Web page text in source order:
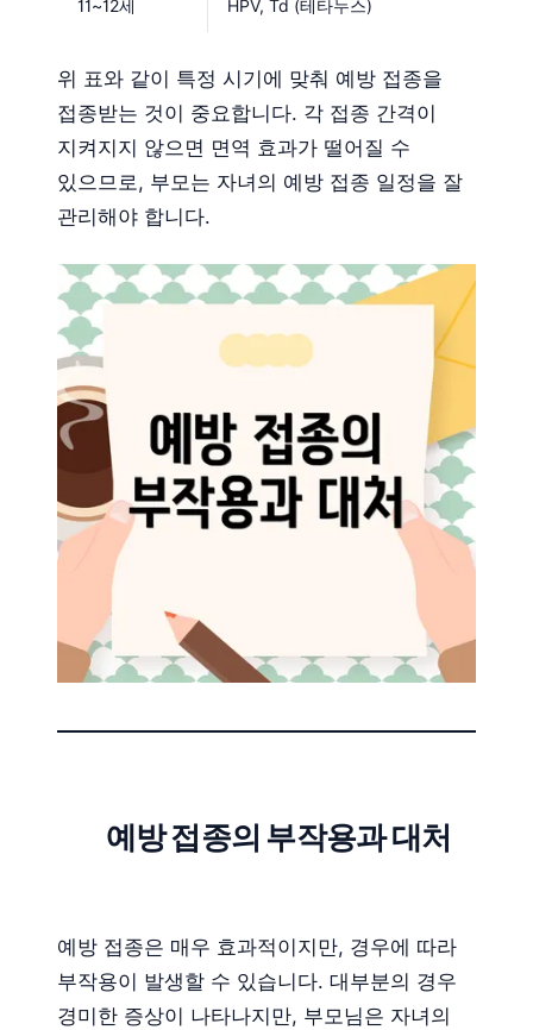
11~12세 HPV, Td (테타누스)
위 표와 같이 특정 시기에 맞춰 예방 접종을
접종받는 것이 중요합니다. 각 접종 간격이
지켜지지 않으면 면역 효과가 떨어질 수
있으므로, 부모는 자녀의 예방 접종 일정을 잘
관리해야 합니다.
예방 접종의 부작용과 대처
예방 접종은 매우 효과적이지만, 경우에 따라
부작용이 발생할 수 있습니다. 대부분의 경우
경미한 증상이 나타나지만, 부모님은 자녀의